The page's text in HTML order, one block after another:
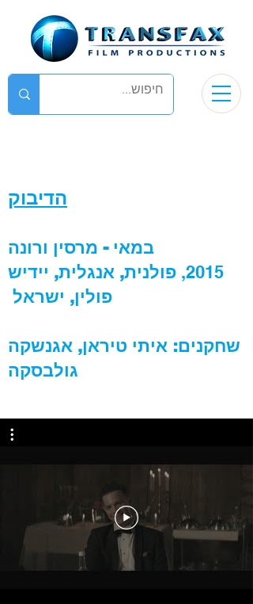
הדיבוק
במאי - מרסין ורונה
2015, פולנית, אנגלית, יידיש
פולין, ישראל
שחקנים: איתי טיראן, אגנשקה
גולבסקה